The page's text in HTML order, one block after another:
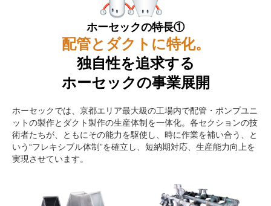
ホーセックの特長①
配管とダクトに特化。
独自性を追求する
ホーセックの事業展開
ホーセックでは、京都エリア最大級の工場内で配管・ポンプユニ
ットの製作とダクト製作の生産体制を一体化。各セクションの技
術者たちが、ともにその能力を駆使し、時に作業を補い合う、と
いう“フレキシブル体制”を確立し、短納期対応、生産能力向上を
実現させています。